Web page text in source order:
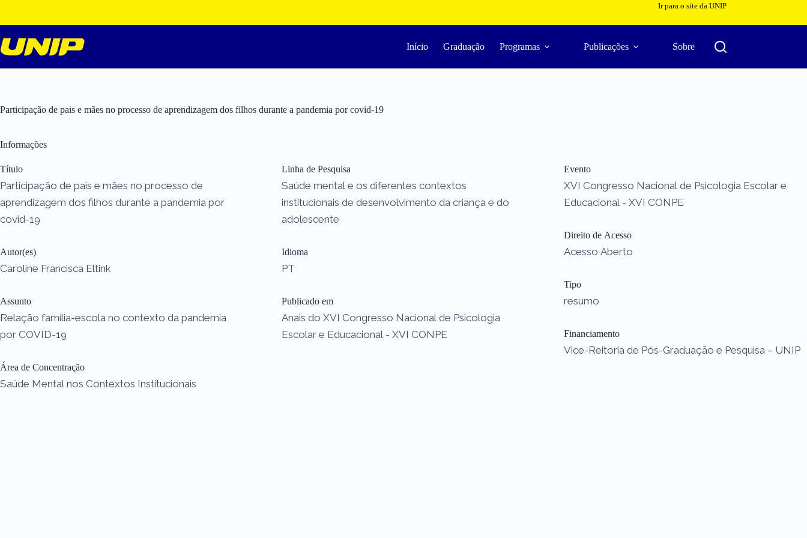
o
conteúdo
Ir para o site da UNIP
Início Graduação Programas Publicações Sobre
Participação de pais e mães no processo de aprendizagem dos filhos durante a pandemia por covid-19
Informações
Título
Participação de pais e mães no processo de
aprendizagem dos filhos durante a pandemia por
covid-19
Autor(es)
Caroline Francisca Eltink
Assunto
Relação família-escola no contexto da pandemia
por COVID-19
Área de Concentração
Saúde Mental nos Contextos Institucionais
Linha de Pesquisa
Saúde mental e os diferentes contextos
institucionais de desenvolvimento da criança e do
adolescente
Idioma
PT
Publicado em
Anais do XVI Congresso Nacional de Psicologia
Escolar e Educacional - XVI CONPE
Evento
XVI Congresso Nacional de Psicologia Escolar e
Educacional - XVI CONPE
Direito de Acesso
Acesso Aberto
Tipo
resumo
Financiamento
Vice-Reitoria de Pós-Graduação e Pesquisa – UNIP